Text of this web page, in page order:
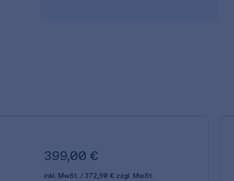
399,00 €
inkl. MwSt. 372,90 € zzgl. MwSt.